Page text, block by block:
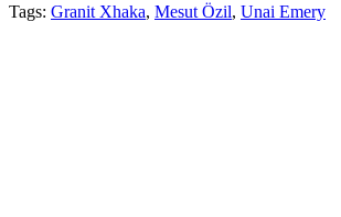
Tags: Granit Xhaka, Mesut Özil, Unai Emery